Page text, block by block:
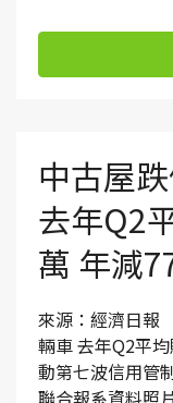
中古屋
去年Q2
萬 年減
來源：經濟日報
輛車 去年Q2平
動第七波信用管
聯合報系資料照